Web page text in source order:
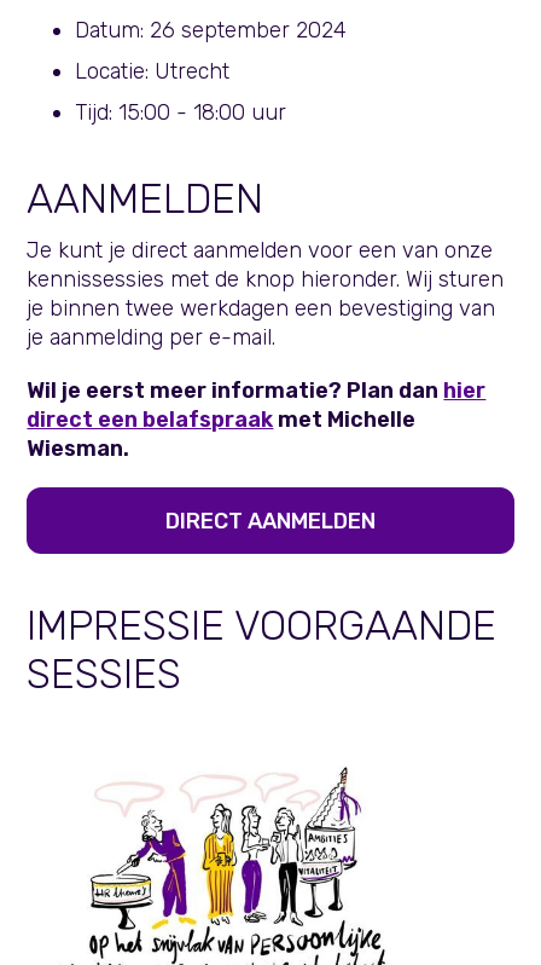
Datum: 26 september 2024
Locatie: Utrecht
Tijd: 15:00 - 18:00 uur
AANMELDEN
Je kunt je direct aanmelden voor een van onze
kennissessies met de knop hieronder. Wij sturen
je binnen twee werkdagen een bevestiging van
je aanmelding per e-mail.
Wil je eerst meer informatie? Plan dan hier
direct een belafspraak met Michelle
Wiesman.
DIRECT AANMELDEN
IMPRESSIE VOORGAANDE
SESSIES